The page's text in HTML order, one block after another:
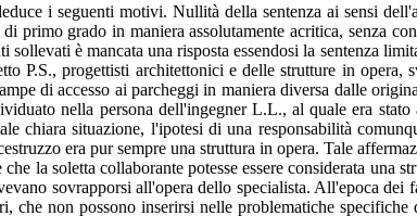
i seguenti motivi. Nullità della sentenza ai sensi
primo grado in maniera assolutamente acritica, senza
è mancata una risposta essendosi la sentenza
P.S., progettisti architettonici e delle strutture in
di accesso ai parcheggi in maniera diversa dalle
nella persona dell'ingegner L.L., al quale era
chiara situazione, l'ipotesi di una responsabilità
era pur sempre una struttura in opera. Tale
la soletta collaborante potesse essere considerata
sovrapporsi all'opera dello specialista. All'epoca dei
non possono inserirsi nelle problematiche